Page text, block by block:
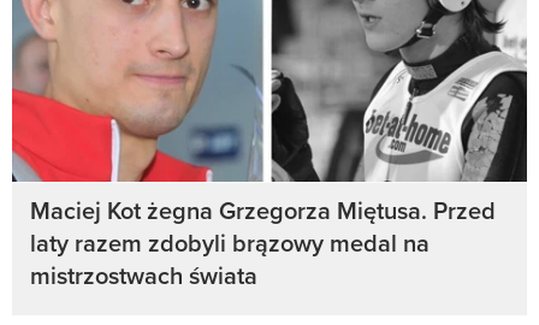
Maciej Kot żegna Grzegorza Miętusa. Przed
laty razem zdobyli brązowy medal na
mistrzostwach świata